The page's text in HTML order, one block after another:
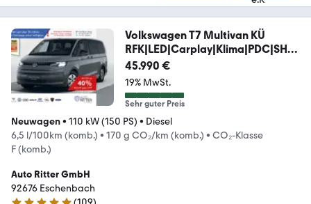
Volkswagen T7 Multivan KÜ
RFK|LED|Carplay|Klima|PDC|SHZ|
DAB
45.990 €
19% MwSt.
Sehr guter Preis
Neuwagen• 110 kW (150 PS) • Diesel
6,5 l/100km (komb.) • 170 g CO₂/km (komb.) • CO₂-Klasse
F (komb.)
Auto Ritter GmbH
92676 Eschenbach